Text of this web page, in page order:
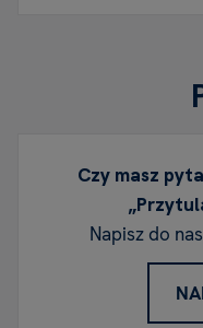
Czy masz
Napisz do